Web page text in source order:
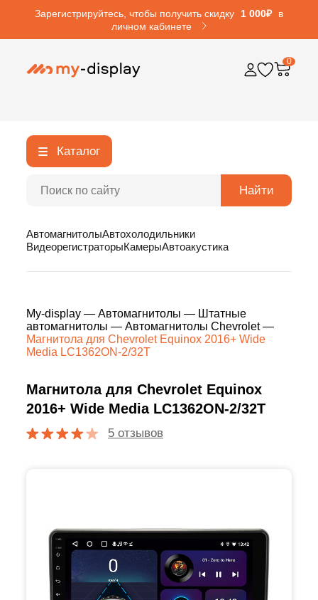
Зарегистрируйтесь, чтобы получить скидку 1 000₽
в
личном кабинете
0
Каталог
Найти
АвтомагнитолыАвтохолодильники
ВидеорегистраторыКамерыАвтоакустика
My-display — Автомагнитолы — Штатные
автомагнитолы — Автомагнитолы Chevrolet—
Магнитола для Chevrolet Equinox 2016+ Wide
Media LC1362ON-2/32T
Магнитола для Chevrolet Equinox
2016+ Wide Media LC1362ON-2/32T
5 отзывов